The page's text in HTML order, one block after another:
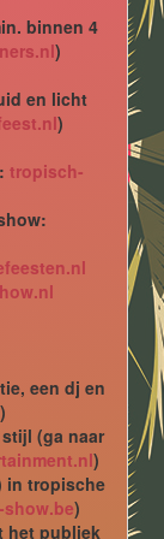
binnen 4
)
en licht
)
tropisch-
een dj en
(ga naar
)
in tropische
)
het publiek